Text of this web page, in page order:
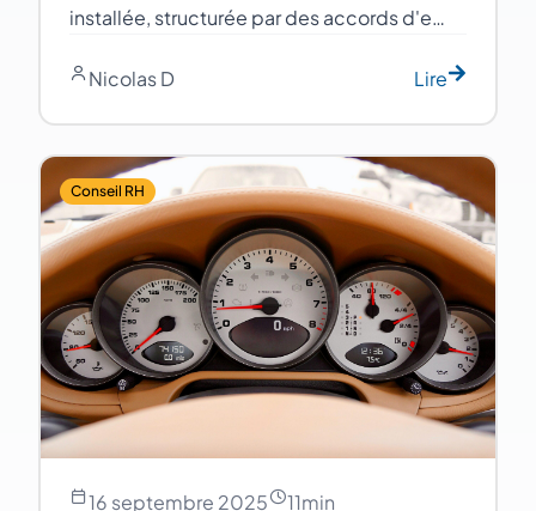
installée, structurée par des accords d'e…
Nicolas D Lire
Conseil RH
16 septembre 2025 11min